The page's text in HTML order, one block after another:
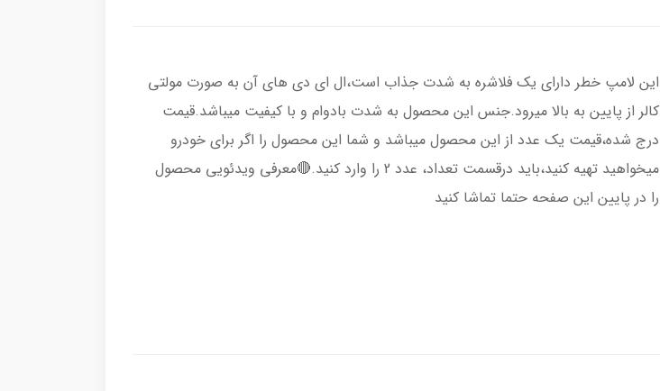
این لامپ خطر دارای یک فلاشره به شدت جذاب است،ال ای دی های آن به صورت مولتی
کالر از پایین به بالا میرود.جنس این محصول به شدت بادوام و با کیفیت میباشد.قیمت
درج شده،قیمت یک عدد از این محصول میباشد و شما این محصول را اگر برای خودرو
میخواهید تهیه کنید،باید درقسمت تعداد، عدد 2 را وارد کنید.🔴معرفی ویدئویی محصول
را در پایین این صفحه حتما تماشا کنید